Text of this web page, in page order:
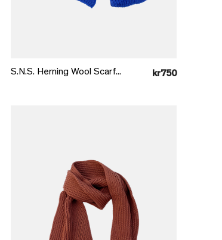
S.N.S. Herning Wool Scarf... kr750